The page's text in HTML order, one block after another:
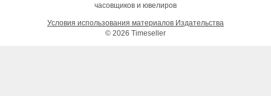
часовщиков и ювелиров
Условия использования материалов Издательства
© 2026 Timeseller